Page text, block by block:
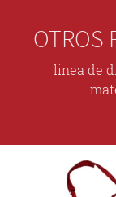
OTROS
linea de